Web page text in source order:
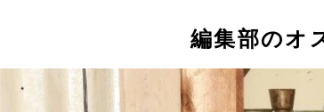
編集部のオ